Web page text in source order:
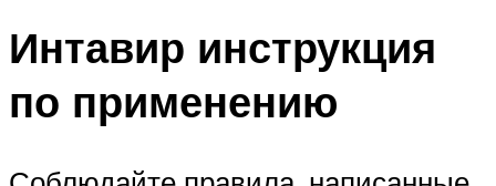
Интавир инструкция
по применению